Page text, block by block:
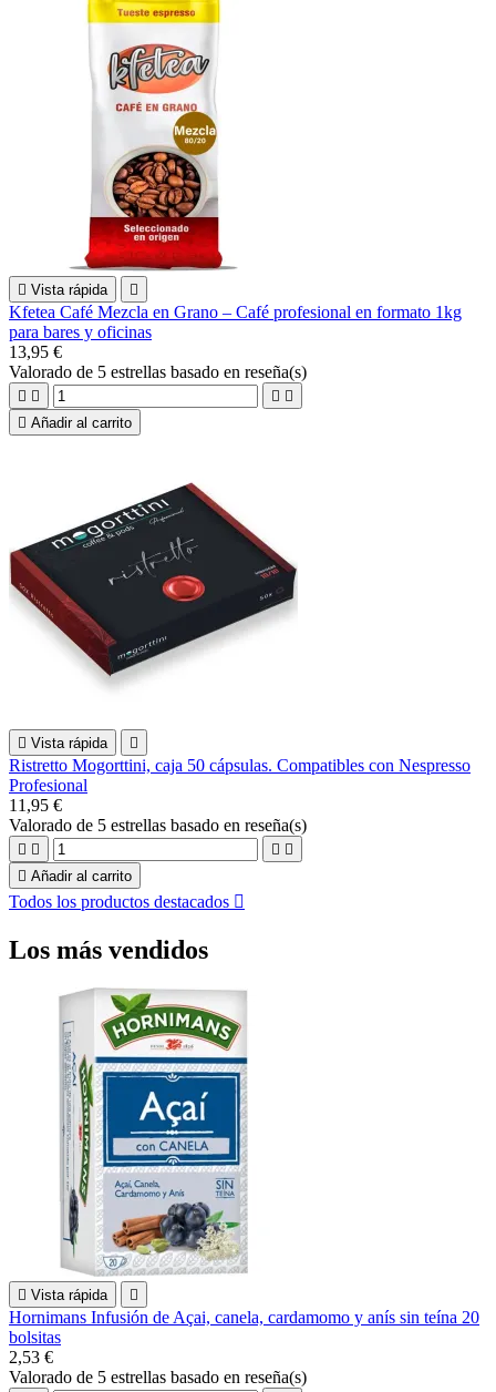
 Vista rápida 
Kfetea Café Mezcla en Grano – Café profesional en formato 1kg
para bares y oficinas
13,95 €
Valorado de 5 estrellas basado en reseña(s)
   
 Añadir al carrito
 Vista rápida 
Ristretto Mogorttini, caja 50 cápsulas. Compatibles con Nespresso
Profesional
11,95 €
Valorado de 5 estrellas basado en reseña(s)
   
 Añadir al carrito
Todos los productos destacados 
Los más vendidos
 Vista rápida 
Hornimans Infusión de Açai, canela, cardamomo y anís sin teína 20
bolsitas
2,53 €
Valorado de 5 estrellas basado en reseña(s)